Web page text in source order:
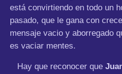
está convirtiendo en todo un
pasado, que le gana con
mensaje vacio y aborregado
es vaciar mentes.
Hay que reconocer que